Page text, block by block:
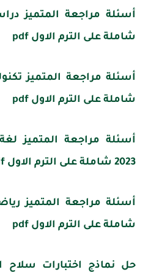
شاملة على الترم الاول pdf
شاملة على الترم الاول pdf
أسئلة مراجعة المتميز
2023 شاملة على الترم الاول pdf
شاملة على الترم الاول pdf
حل نماذج اختبارات سلاح